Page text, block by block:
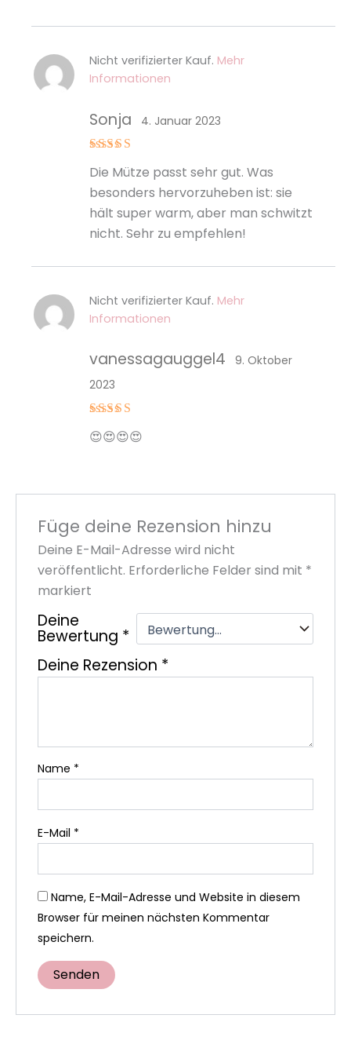
mit5von
5
Sonja 4. Januar 2023
Die Mütze passt sehr gut. Was
besonders hervorzuheben ist: sie
hält super warm, aber man schwitzt
nicht. Sehr zu empfehlen!
Nicht verifizierter Kauf. Mehr
Informationen
mit5von
vanessagauggel4
9. Oktober
2023
😍😍😍😍
Nicht verifizierter Kauf. Mehr
Informationen
Füge deine Rezension hinzu
Deine E-Mail-Adresse wird nicht
veröffentlicht. Erforderliche Felder sind mit *
markiert
Deine
Bewertung *
Deine Rezension *
Name *
E-Mail *
Name, E-Mail-Adresse und Website in diesem
Browser für meinen nächsten Kommentar
speichern.